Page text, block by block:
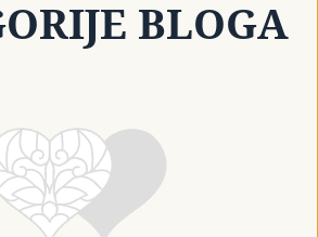
BLOGA